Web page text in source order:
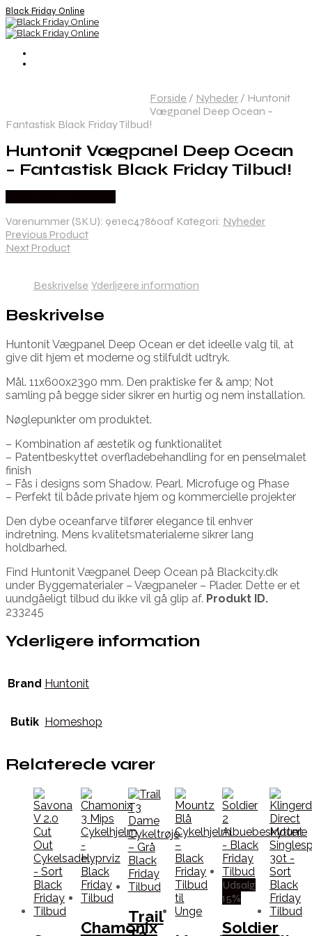
Black Friday Online
Forside / Nyheder / Huntonit
Vægpanel Deep Ocean –
Fantastisk Black Friday Tilbud!
Huntonit Vægpanel Deep Ocean
– Fantastisk Black Friday Tilbud!
Varenummer (SKU): 9e1ec47860af Kategori: Nyheder
Previous Product
Next Product
Beskrivelse Yderligere information
Beskrivelse
Huntonit Vægpanel Deep Ocean er det ideelle valg til, at
give dit hjem et moderne og stilfuldt udtryk.
Mål. 11x600x2390 mm. Den praktiske fer & amp; Not
samling på begge sider sikrer en hurtig og nem installation.
Nøglepunkter om produktet.
– Kombination af æstetik og funktionalitet
– Patentbeskyttet overfladebehandling for en penselmalet
finish
– Fås i designs som Shadow. Pearl. Microfuge og Phase
– Perfekt til både private hjem og kommercielle projekter
Den dybe oceanfarve tilfører elegance til enhver
indretning. Mens kvalitetsmaterialerne sikrer lang
holdbarhed.
Find Huntonit Vægpanel Deep Ocean på Blackcity.dk
under Byggematerialer – Vægpaneler – Plader. Dette er et
uundgåeligt tilbud du ikke vil gå glip af. Produkt ID.
233245
Yderligere information
Brand Huntonit
Butik Homeshop
Relaterede varer
Chamonix
Trail
Udsalg
15%
Soldier